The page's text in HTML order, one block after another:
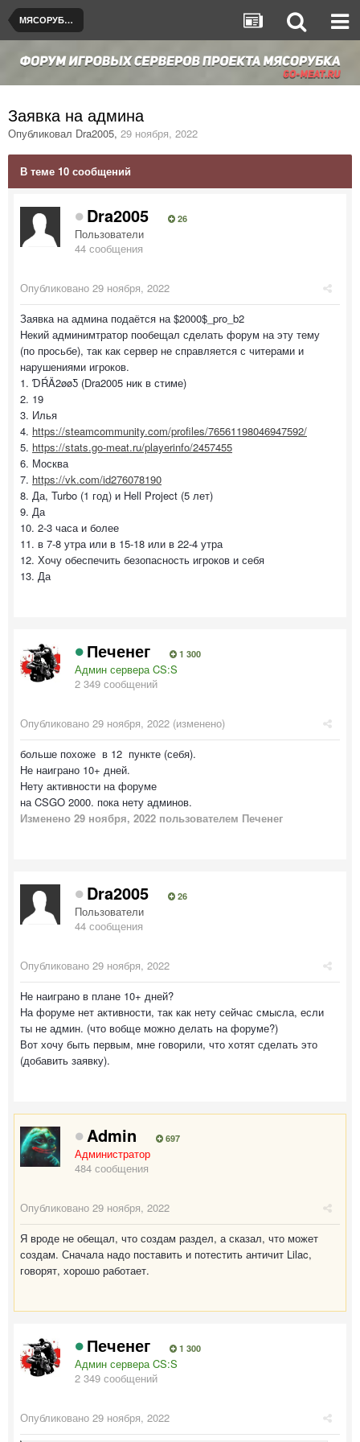
МЯСОРУБКА © [$2000$]
Заявка на админа
Опубликовал Dra2005, 29 ноября, 2022
В теме 10 сообщений
Dra2005 26
Пользователи
44 сообщения
Опубликовано 29 ноября, 2022
Заявка на админа подаётся на $2000$_pro_b2
Некий админимтратор пообещал сделать форум на эту тему
(по просьбе), так как сервер не справляется с читерами и
нарушениями игроков.
1. ƊŔÄ2øøƼ (Dra2005 ник в стиме)
2. 19
3. Илья
4. https://steamcommunity.com/profiles/76561198046947592/
5. https://stats.go-meat.ru/playerinfo/2457455
6. Москва
7. https://vk.com/id276078190
8. Да, Turbo (1 год) и Hell Project (5 лет)
9. Да
10. 2-3 часа и более
11. в 7-8 утра или в 15-18 или в 22-4 утра
12. Хочу обеспечить безопасность игроков и себя
13. Да
Печенег 1 300
Админ сервера CS:S
2 349 сообщений
Опубликовано 29 ноября, 2022 (изменено)
больше похоже в 12 пункте (себя).
Не наиграно 10+ дней.
Нету активности на форуме
на CSGO 2000. пока нету админов.
Изменено 29 ноября, 2022 пользователем Печенег
Dra2005 26
Пользователи
44 сообщения
Опубликовано 29 ноября, 2022
Не наиграно в плане 10+ дней?
На форуме нет активности, так как нету сейчас смысла, если
ты не админ. (что вобще можно делать на форуме?)
Вот хочу быть первым, мне говорили, что хотят сделать это
(добавить заявку).
Admin 697
Администратор
484 сообщения
Опубликовано 29 ноября, 2022
Я вроде не обещал, что создам раздел, а сказал, что может
создам. Сначала надо поставить и потестить античит Lilac,
говорят, хорошо работает.
Печенег 1 300
Админ сервера CS:S
2 349 сообщений
Опубликовано 29 ноября, 2022